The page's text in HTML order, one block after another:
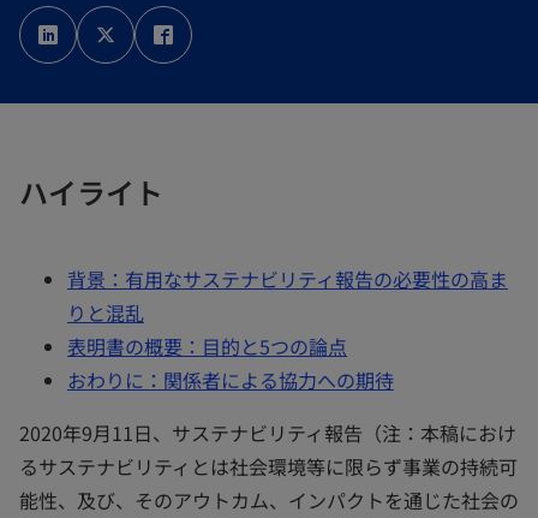
新
し
い
タ
新
し
い
タ
し
い
ハイライト
背景：有用なサステナビリティ報告の必要性の高ま
りと混乱
表明書の概要：目的と5つの論点
おわりに：関係者による協力への期待
2020年9月11日、サステナビリティ報告（注：本稿におけ
るサステナビリティとは社会環境等に限らず事業の持続可
能性、及び、そのアウトカム、インパクトを通じた社会の